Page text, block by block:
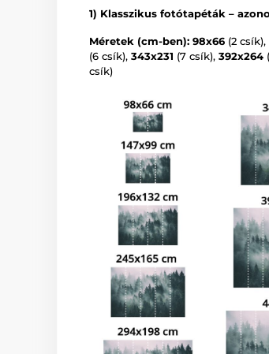
1) Klasszikus fotótapéták –
Méretek (cm-ben): 98x66 (2 csík),
(6 csík), 343x231 (7 csík), 392x264
csík)